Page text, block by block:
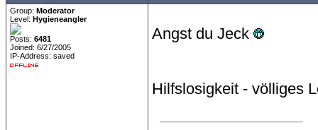
Group: Moderator
Level: Hygieneangler
Posts: 6481
Joined: 6/27/2005
IP-Address: saved
Angst du Jeck
Hilfslosigkeit - völliges